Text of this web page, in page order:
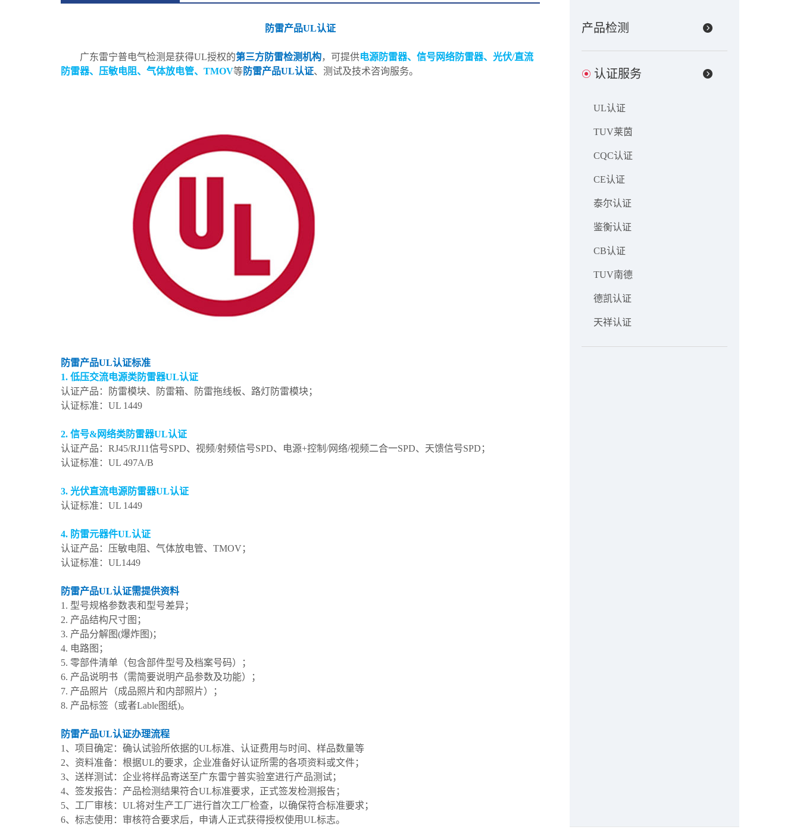
防雷产品UL认证
广东雷宁普电气检测是获得UL授权的第三方防雷检测机构，可提供电源防雷器、信号网络防雷器、光伏/直流
防雷器、压敏电阻、气体放电管、TMOV等防雷产品UL认证、测试及技术咨询服务。
防雷产品UL认证标准
1. 低压交流电源类防雷器UL认证
认证产品：防雷模块、防雷箱、防雷拖线板、路灯防雷模块；
认证标准：UL 1449
2. 信号&网络类防雷器UL认证
认证产品：RJ45/RJ11信号SPD、视频/射频信号SPD、电源+控制/网络/视频二合一SPD、天馈信号SPD；
认证标准：UL 497A/B
3. 光伏直流电源防雷器UL认证
认证标准：UL 1449
4. 防雷元器件UL认证
认证产品：压敏电阻、气体放电管、TMOV；
认证标准：UL1449
防雷产品UL认证需提供资料
1. 型号规格参数表和型号差异；
2. 产品结构尺寸图；
3. 产品分解图(爆炸图)；
4. 电路图；
5. 零部件清单（包含部件型号及档案号码）；
6. 产品说明书（需简要说明产品参数及功能）；
7. 产品照片（成品照片和内部照片）；
8. 产品标签（或者Lable图纸)。
防雷产品UL认证办理流程
1、项目确定：确认试验所依据的UL标准、认证费用与时间、样品数量等
2、资料准备：根据UL的要求，企业准备好认证所需的各项资料或文件；
3、送样测试：企业将样品寄送至广东雷宁普实验室进行产品测试；
4、签发报告：产品检测结果符合UL标准要求，正式签发检测报告；
5、工厂审核：UL将对生产工厂进行首次工厂检查，以确保符合标准要求；
6、标志使用：审核符合要求后，申请人正式获得授权使用UL标志。
产品检测
认证服务
UL认证
TUV莱茵
CQC认证
CE认证
泰尔认证
鉴衡认证
CB认证
TUV南德
德凯认证
天祥认证